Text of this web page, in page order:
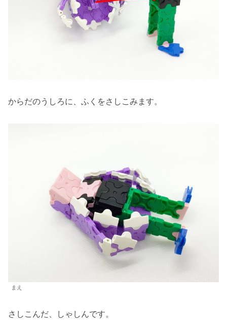
からだのうしろに、ふくをさしこみます。
まえ
さしこんだ、しゃしんです。